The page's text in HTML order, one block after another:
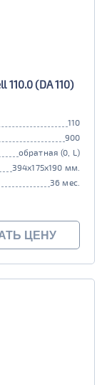
(DA 110)
110
900
обратная (0, L)
394x175x190 мм.
36 мес.
ЦЕНУ